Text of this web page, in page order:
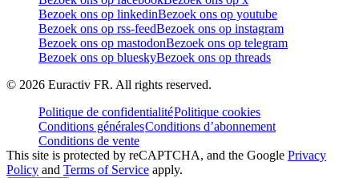
Bezoek ons op linkedinBezoek ons op youtube
Bezoek ons op rss-feedBezoek ons op instagram
Bezoek ons op mastodonBezoek ons op telegram
Bezoek ons op blueskyBezoek ons op threads
© 2026 Euractiv FR. All rights reserved.
Politique de confidentialitéPolitique cookies
Conditions généralesConditions d’abonnement
Conditions de vente
This site is protected by reCAPTCHA, and the Google Privacy
Policy and Terms of Service apply.